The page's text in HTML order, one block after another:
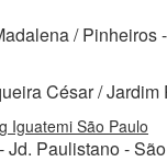
/ Pinheiros
César /
Iguatemi São Paulo
Jd. Paulistano -